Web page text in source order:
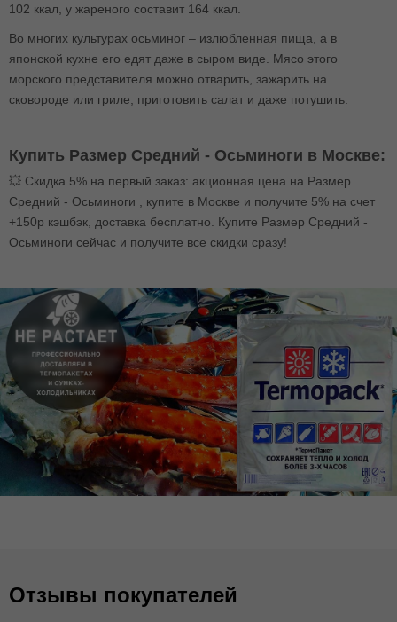
102 ккал, у жареного составит 164 ккал.
Во многих культурах осьминог – излюбленная пища, а в
японской кухне его едят даже в сыром виде. Мясо этого
морского представителя можно отварить, зажарить на
сковороде или гриле, приготовить салат и даже потушить.
Купить Размер Средний - Осьминоги в Москве:
💥 Скидка 5% на первый заказ: акционная цена на Размер
Средний - Осьминоги , купите в Москве и получите 5% на счет
+150р кэшбэк, доставка бесплатно. Купите Размер Средний -
Осьминоги сейчас и получите все скидки сразу!
Отзывы покупателей